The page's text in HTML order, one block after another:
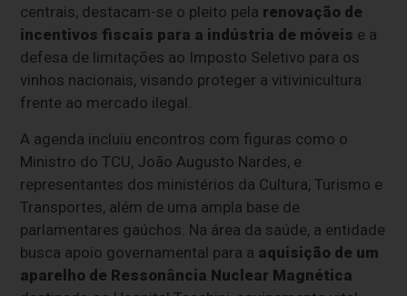
centrais, destacam-se o pleito pela renovação de
incentivos fiscais para a indústria de móveis e a
defesa de limitações ao Imposto Seletivo para os
vinhos nacionais, visando proteger a vitivinicultura
frente ao mercado ilegal.
A agenda incluiu encontros com figuras como o
Ministro do TCU, João Augusto Nardes, e
representantes dos ministérios da Cultura, Turismo e
Transportes, além de uma ampla base de
parlamentares gaúchos. Na área da saúde, a entidade
busca apoio governamental para a aquisição de um
aparelho de Ressonância Nuclear Magnética